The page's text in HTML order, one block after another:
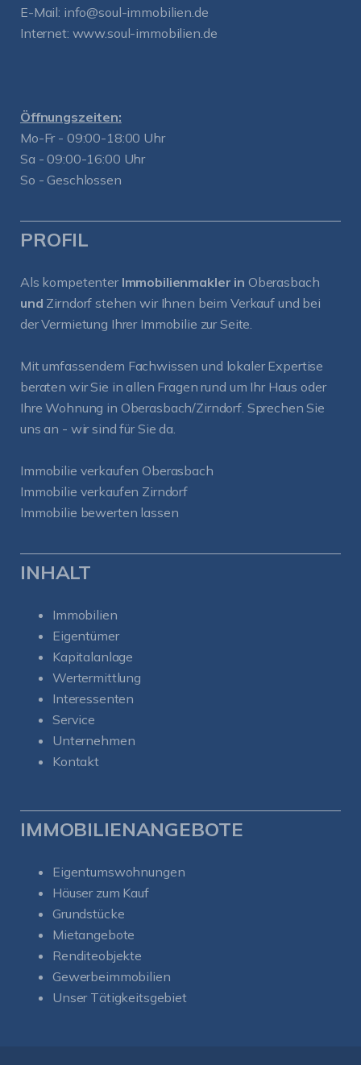
E-Mail: info@soul-immobilien.de
Internet: www.soul-immobilien.de
Öffnungszeiten:
Mo-Fr - 09:00-18:00 Uhr
Sa - 09:00-16:00 Uhr
So - Geschlossen
PROFIL
Als kompetenter Immobilienmakler in Oberasbach
und Zirndorf stehen wir Ihnen beim Verkauf und bei
der Vermietung Ihrer Immobilie zur Seite.
Mit umfassendem Fachwissen und lokaler Expertise
beraten wir Sie in allen Fragen rund um Ihr Haus oder
Ihre Wohnung in Oberasbach/Zirndorf. Sprechen Sie
uns an - wir sind für Sie da.
Immobilie verkaufen Oberasbach
Immobilie verkaufen Zirndorf
Immobilie bewerten lassen
INHALT
Immobilien
Eigentümer
Kapitalanlage
Wertermittlung
Interessenten
Service
Unternehmen
Kontakt
IMMOBILIENANGEBOTE
Eigentumswohnungen
Häuser zum Kauf
Grundstücke
Mietangebote
Renditeobjekte
Gewerbeimmobilien
Unser Tätigkeitsgebiet